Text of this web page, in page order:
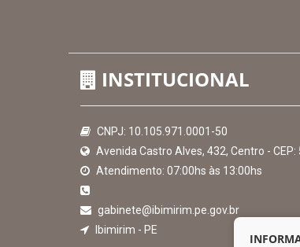
Hora:08:45/Sexta-Feira ,07 de agosto de
INSTITUCIONAL